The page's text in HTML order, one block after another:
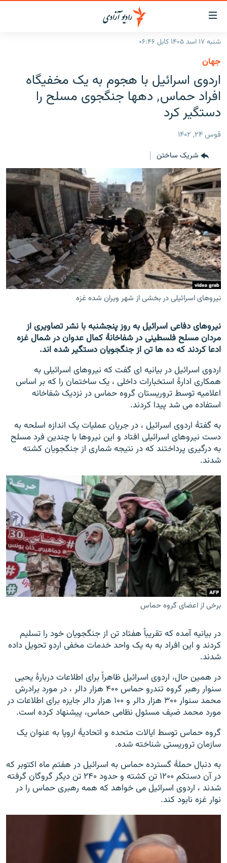
لینک‌های
قابل
دسترسی
متن
اصلی
بازگشت
اصلی
صفحه
جستجو
گزارش‌ها
افغانستان
منطقه
خبرها
افغانستان
جدول نشرات
مجموعه تصویری
ورزش
بحران مهاجرت
'کووید-۱۹'
تماس
صفحه پشتو
Azadi English
همۀ سایت‌های رادیو آزادی/ رادیو اروپای آزاد
شنبه ۱۷ اسد ۱۴۰۵ کابل ۰۶:۴۶
جهان
اردوی اسرائیل با هجوم به یک مخفیگاه
افراد حماس٬ دهها جنگجوی مسلح را
دستگیر کرد
قوس ۲۴, ۱۴۰۲
شریک ساختن
نیروهای اسرائیلی در بخشی از شهر ویران شده غزه
نیروهای دفاعی اسرائیل به روز پنجشنبه با نشر تصاویری از
مردان مسلح فلسطینی در شفاخانۀ کمال عدوان در شمال غزه
ادعا کردند که ده ها تن از جنگجویان دستگیر شده اند.
اردوی اسرائیل در بیانیه ای گفت که نیروهای اسرائیلی به
همکاری ادارۀ استخبارات داخلی ، یک ساختمان را که بر اساس
اعلامیه توسط تروریستان گروه حماس در نزدیک شفاخانه
استفاده می شد پیدا کردند.
به گفتۀ اردوی اسرائیل ، در جریان عملیات یک اندازه اسلحه به
دست نیروهای اسرائیلی افتاد و این نیروها با چندین فرد مسلح
به درگیری پرداختند که در نتیجه شماری از جنگجویان کشته
شدند.
برخی از اعضای گروه حماس
در بیانیه آمده که تقریباً هفتاد تن از جنگجویان خود را تسلیم
کردند و این افراد به به یک واحد خدمات مخفی اردو تحویل داده
شدند.
در همین حال، اردوی اسرائیل ظاهراً برای اطلاعات دربارۀ یحیی
سنوار رهبر گروه تندرو حماس ۴۰۰ هزار دالر ، در مورد برادرش
محمد سنوار ۳۰۰ هزار دالر و ۱۰۰ هزار دالر جایزه برای اطلاعات در
مورد محمد ضیف مسئول نظامی حماس، پیشنهاد کرده است.
گروه حماس توسط ایالات متحده و اتحادیۀ اروپا به عنوان یک
سازمان تروریستی شناخته شده.
به دنبال حملۀ گسترده حماس به اسرائیل در هفتم ماه اکتوبر که
در آن دستکم ۱۲۰۰ تن کشته و حدود ۲۴۰ تن دیگر گروگان گرفته
شدند ، اردوی اسرائیل می خواهد که همه رهبری حماس را در
نوار غزه نابود کند.